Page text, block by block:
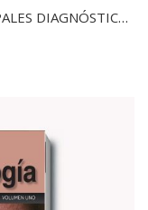
BOLOGNIA. DERMATOLOGÍA: PRINCIPALES DIAGNÓSTICOS Y TRATAMIENTOS